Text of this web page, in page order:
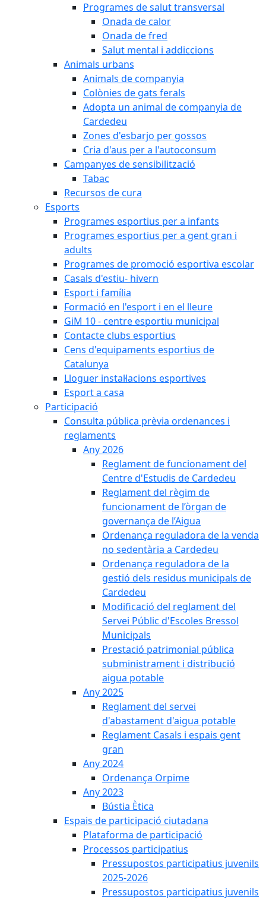
Programes de salut transversal
Onada de calor
Onada de fred
Salut mental i addiccions
Animals urbans
Animals de companyia
Colònies de gats ferals
Adopta un animal de companyia de
Cardedeu
Zones d'esbarjo per gossos
Cria d'aus per a l'autoconsum
Campanyes de sensibilització
Tabac
Recursos de cura
Esports
Programes esportius per a infants
Programes esportius per a gent gran i
adults
Programes de promoció esportiva escolar
Casals d'estiu- hivern
Esport i família
Formació en l'esport i en el lleure
GiM 10 - centre esportiu municipal
Contacte clubs esportius
Cens d'equipaments esportius de
Catalunya
Lloguer instal·lacions esportives
Esport a casa
Participació
Consulta pública prèvia ordenances i
reglaments
Any 2026
Reglament de funcionament del
Centre d'Estudis de Cardedeu
Reglament del règim de
funcionament de l’òrgan de
governança de l’Aigua
Ordenança reguladora de la venda
no sedentària a Cardedeu
Ordenança reguladora de la
gestió dels residus municipals de
Cardedeu
Modificació del reglament del
Servei Públic d'Escoles Bressol
Municipals
Prestació patrimonial pública
subministrament i distribució
aigua potable
Any 2025
Reglament del servei
d'abastament d'aigua potable
Reglament Casals i espais gent
gran
Any 2024
Ordenança Orpime
Any 2023
Bústia Ètica
Espais de participació ciutadana
Plataforma de participació
Processos participatius
Pressupostos participatius juvenils
2025-2026
Pressupostos participatius juvenils